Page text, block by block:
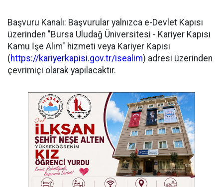
​Başvuru Kanalı: Başvurular yalnızca e-Devlet Kapısı
üzerinden "Bursa Uludağ Üniversitesi - Kariyer Kapısı
Kamu İşe Alım" hizmeti veya Kariyer Kapısı
(https://kariyerkapisi.gov.tr/isealim) adresi üzerinden
çevrimiçi olarak yapılacaktır.